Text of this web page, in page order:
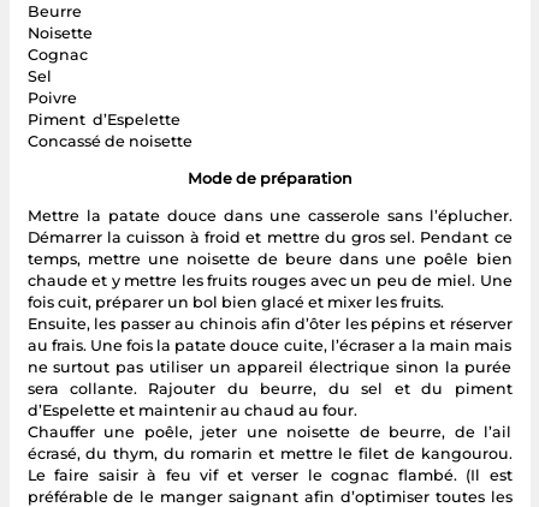
Beurre
Noisette
Cognac
Sel
Poivre
Piment d’Espelette
Concassé de noisette
Mode de préparation
Mettre la patate douce dans une casserole sans l’éplucher.
Démarrer la cuisson à froid et mettre du gros sel. Pendant ce
temps, mettre une noisette de beure dans une poêle bien
chaude et y mettre les fruits rouges avec un peu de miel. Une
fois cuit, préparer un bol bien glacé et mixer les fruits.
Ensuite, les passer au chinois afin d’ôter les pépins et réserver
au frais. Une fois la patate douce cuite, l’écraser a la main mais
ne surtout pas utiliser un appareil électrique sinon la purée
sera collante. Rajouter du beurre, du sel et du piment
d’Espelette et maintenir au chaud au four.
Chauffer une poêle, jeter une noisette de beurre, de l’ail
écrasé, du thym, du romarin et mettre le filet de kangourou.
Le faire saisir à feu vif et verser le cognac flambé. (Il est
préférable de le manger saignant afin d’optimiser toutes les